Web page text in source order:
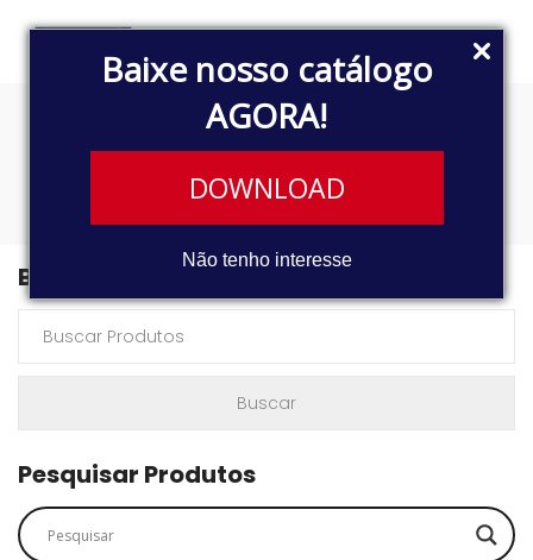
Baixe nosso catálogo
AGORA!
DOWNLOAD
Não tenho interesse
5577
Buscar Produtos
Pesquisar Produtos